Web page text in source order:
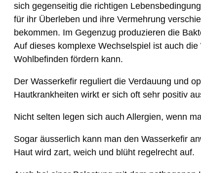
sich gegenseitig die richtigen
für ihr Überleben und ihre Vermehrung
bekommen. Im Gegenzug produzieren die
Auf dieses komplexe Wechselspiel ist auch
Wohlbefinden fördern kann.
Der Wasserkefir reguliert die Verdauung und
Hautkrankheiten wirkt er sich oft sehr positiv
Nicht selten legen sich auch Allergien, wenn
Sogar äusserlich kann man den Wasserkefir
Haut wird zart, weich und blüht regelrecht auf.